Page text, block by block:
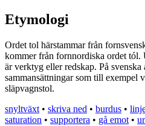
Etymologi
Ordet tol härstammar från
kommer från fornnordiska ordet tól.
är verktyg eller redskap. På
sammansättningar som till exempel
släpvagnstol.
snyltväxt • skriva ned • burdus •
saturation • supportera • gå emot •